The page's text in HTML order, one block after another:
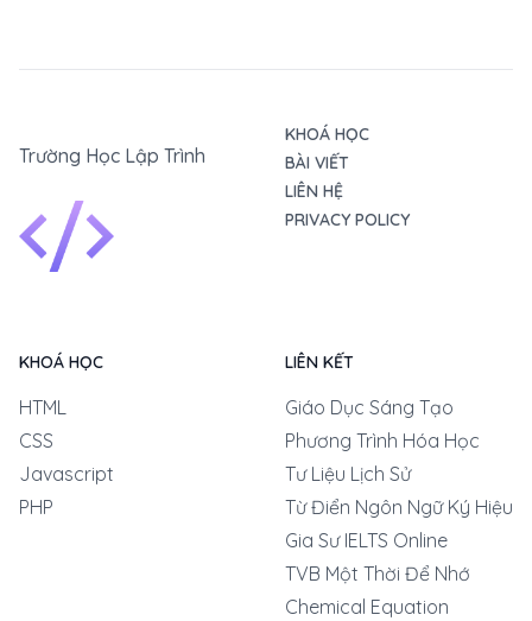
Trường Học Lập Trình
KHOÁ HỌC
BÀI VIẾT
LIÊN HỆ
PRIVACY POLICY
KHOÁ HỌC
HTML
CSS
Javascript
PHP
LIÊN KẾT
Giáo Dục Sáng Tạo
Phương Trình Hóa Học
Tư Liệu Lịch Sử
Từ Điển Ngôn Ngữ Ký Hiệu
Gia Sư IELTS Online
TVB Một Thời Để Nhớ
Chemical Equation